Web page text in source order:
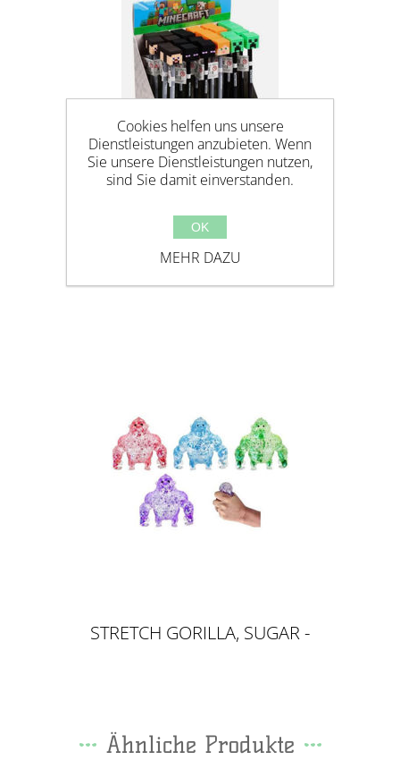
MINECRAFT FINELINER
KUGELSCHREIBER MIT SILIKON-
TOPPER
STRETCH GORILLA, SUGAR -
Ähnliche Produkte
Cookies helfen uns unsere
Dienstleistungen anzubieten. Wenn
Sie unsere Dienstleistungen nutzen,
sind Sie damit einverstanden.
OK
MEHR DAZU